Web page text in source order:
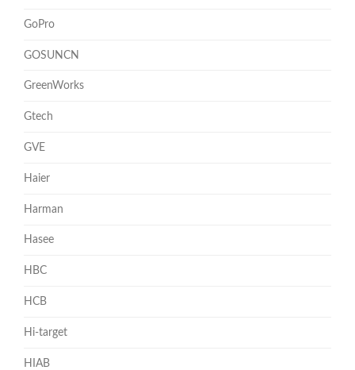
GoPro
GOSUNCN
GreenWorks
Gtech
GVE
Haier
Harman
Hasee
HBC
HCB
Hi-target
HIAB